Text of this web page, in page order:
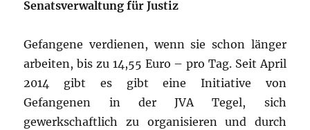
Senatsverwaltung für Justiz
Gefangene verdienen, wenn sie schon länger
arbeiten, bis zu 14,55 Euro – pro Tag. Seit April
2014 gibt es gibt eine Initiative von
Gefangenen in der JVA Tegel, sich
gewerkschaftlich zu organisieren und durch